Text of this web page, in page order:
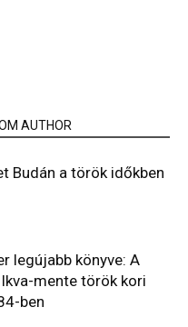
AUTHOR
Budán a török időkben
legújabb könyve: A
mente török kori
ben